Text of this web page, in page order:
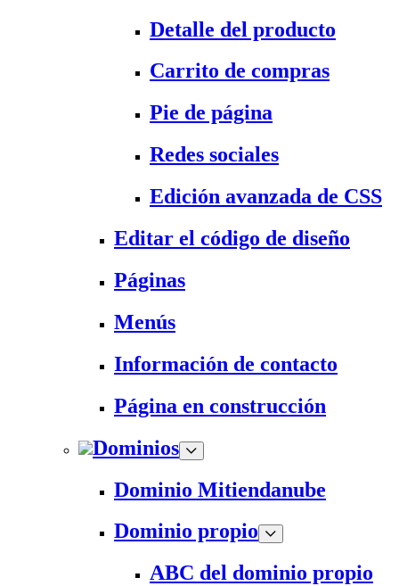
Detalle del producto
Carrito de compras
Pie de página
Redes sociales
Edición avanzada de CSS
Editar el código de diseño
Páginas
Menús
Información de contacto
Página en construcción
Dominios
Dominio Mitiendanube
Dominio propio
ABC del dominio propio